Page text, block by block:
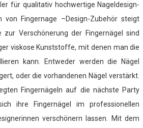
für qualitativ hochwertige Nageldesign-
von Fingernage –Design-Zubehör steigt
zur Verschönerung der Fingernägel sind
viskose Kunststoffe, mit denen man die
kann. Entweder werden die Nägel
oder die vorhandenen Nägel verstärkt.
Fingernägeln auf die nächste Party
ihre Fingernägel im professionellen
verschönern lassen. Mit dem